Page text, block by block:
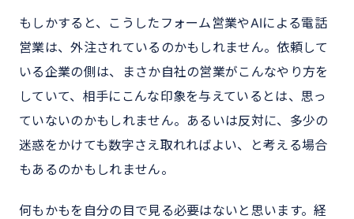
もしかすると、こうしたフォーム営業やAIによる電話
営業は、外注されているのかもしれません。依頼して
いる企業の側は、まさか自社の営業がこんなやり方を
していて、相手にこんな印象を与えているとは、思っ
ていないのかもしれません。あるいは反対に、多少の
迷惑をかけても数字さえ取れればよい、と考える場合
もあるのかもしれません。
何もかもを自分の目で見る必要はないと思います。経